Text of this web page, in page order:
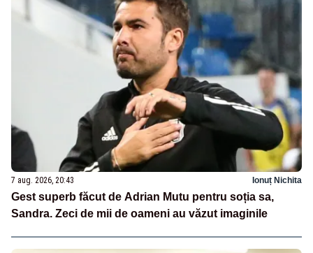
7 aug. 2026, 20:43 Ionuț Nichita
Gest superb făcut de Adrian Mutu pentru soția sa,
Sandra. Zeci de mii de oameni au văzut imaginile